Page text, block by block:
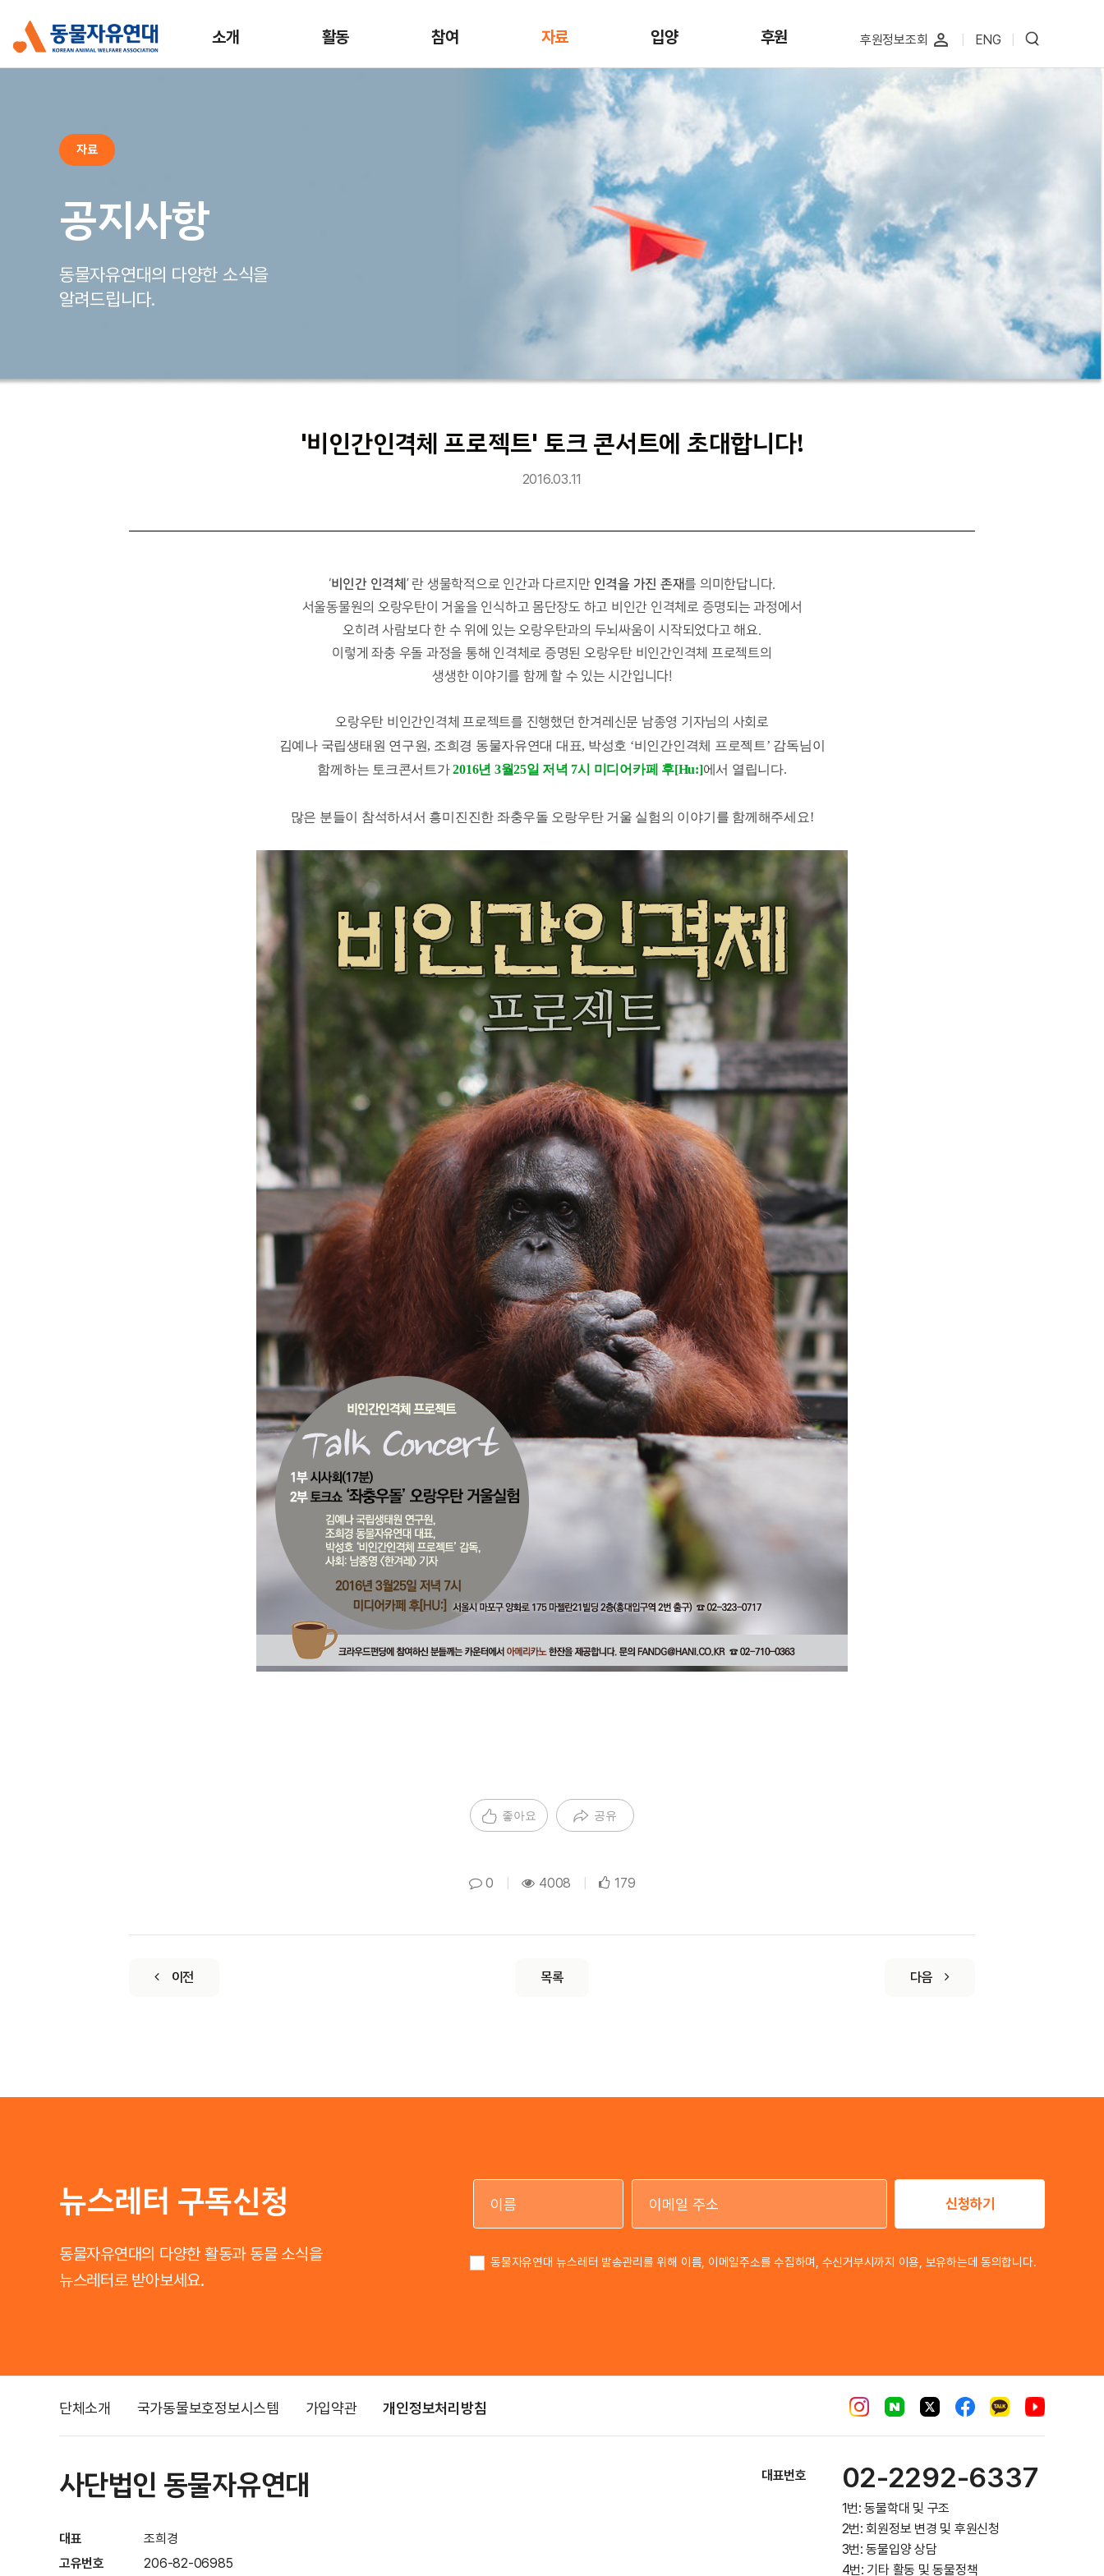
소개 활동 참여 자료 입양 후원 후원정보조회 perm_identity ENG
자료
공지사항
동물자유연대의 다양한 소식을
알려드립니다.
'비인간인격체 프로젝트' 토크 콘서트에 초대합니다!
2016.03.11
‘비인간 인격체 ’ 란 생물학적으로 인간과 다르지만 인격을 가진 존재를 의미한답니다.
서울동물원의 오랑우탄이 거울을 인식하고 몸단장도 하고 비인간 인격체로 증명되는 과정에서
오히려 사람보다 한 수 위에 있는 오랑우탄과의 두뇌싸움이 시작되었다고 해요.
이렇게 좌충 우돌 과정을 통해 인격체로 증명된 오랑우탄 비인간인격체 프로젝트의
생생한 이야기를 함께 할 수 있는 시간입니다!
오랑우탄 비인간인격체 프로젝트를 진행했던 한겨레신문 남종영 기자님의 사회로
김예나 국립생태원 연구원, 조희경 동물자유연대 대표, 박성호 ‘비인간인격체 프로젝트’ 감독님이
함께하는 토크콘서트가2016년 3월25일 저녁 7시 미디어카페 후[Hu:]에서 열립니다.
많은 분들이 참석하셔서 흥미진진한 좌충우돌 오랑우탄 거울 실험의 이야기를 함께해주세요!
좋아요 공유
0 4008 179
이전 목록 다음
뉴스레터 구독신청
동물자유연대의 다양한 활동과 동물 소식을
뉴스레터로 받아보세요.
신청하기
동물자유연대 뉴스레터 발송관리를 위해 이름, 이메일주소를 수집하며, 수신거부시까지 이용, 보유하는데 동의합니다.
단체소개 국가동물보호정보시스템 가입약관 개인정보처리방침
사단법인 동물자유연대
대표
조희경
고유번호
206-82-06985
대표번호 02-2292-6337
1번: 동물학대 및 구조
2번: 회원정보 변경 및 후원신청
3번: 동물입양 상담
4번: 기타 활동 및 동물정책